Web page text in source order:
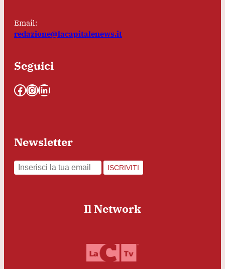
Email:
redazione@lacapitalenews.it
Seguici
Facebook InstagramLinkedIn
Newsletter
ISCRIVITI
Il Network